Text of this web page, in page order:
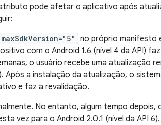
pode afetar o aplicativo após
maxSdkVersion="5"
no próprio manifesto
com o Android 1.6 (nível 4 da API)
o usuário recebe uma atualização
Após a instalação da atualização, o
e faz a revalidação.
No entanto, algum tempo depois,
vez para o Android 2.0.1 (nível da API